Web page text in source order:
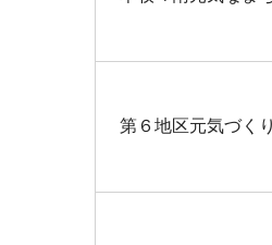
第６地区元気づく